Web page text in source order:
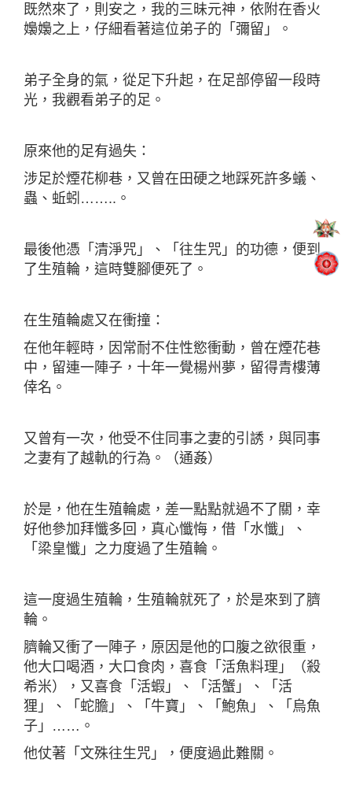
既然來了，則安之，我的三昧元神，依附在香火
嬝嬝之上，仔細看著這位弟子的「彌留」。
弟子全身的氣，從足下升起，在足部停留一段時
光，我觀看弟子的足。
原來他的足有過失：
涉足於煙花柳巷，又曾在田硬之地踩死許多蟻、
蟲、蚯蚓……..。
最後他憑「清淨咒」、「往生咒」的功德，便到
了生殖輪，這時雙腳便死了。
在生殖輪處又在衝撞：
在他年輕時，因常耐不住性慾衝動，曾在煙花巷
中，留連一陣子，十年一覺楊州夢，留得青樓薄
倖名。
又曾有一次，他受不住同事之妻的引誘，與同事
之妻有了越軌的行為。（通姦）
於是，他在生殖輪處，差一點點就過不了關，幸
好他參加拜懺多回，真心懺悔，借「水懺」、
「梁皇懺」之力度過了生殖輪。
這一度過生殖輪，生殖輪就死了，於是來到了臍
輪。
臍輪又衝了一陣子，原因是他的口腹之欲很重，
他大口喝酒，大口食肉，喜食「活魚料理」（殺
希米），又喜食「活蝦」、「活蟹」、「活
狸」、「蛇膽」、「牛寶」、「鮑魚」、「烏魚
子」……。
他仗著「文殊往生咒」，便度過此難關。